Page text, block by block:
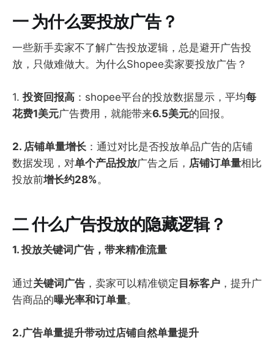
一为什么要投放广告？
一些新手卖家不了解广告投放逻辑，总是避开广告投
放，只做难做大。为什么Shopee卖家要投放广告？
1. 投资回报高 ：shopee平台的投放数据显示，平均每
花费1美元广告费用，就能带来6.5美元的回报。
2. 店铺单量增长 ：通过对比是否投放单品广告的店铺
数据发现，对单个产品投放广告之后， 店铺订单量相比
投放前增长约28%。
二什么广告投放的隐藏逻辑？
1. 投放关键词广告，带来精准流量
通过关键词广告 ，卖家可以精准锁定 目标客户 ，提升广
告商品的曝光率和订单量。
2.广告单量提升带动过店铺自然单量提升